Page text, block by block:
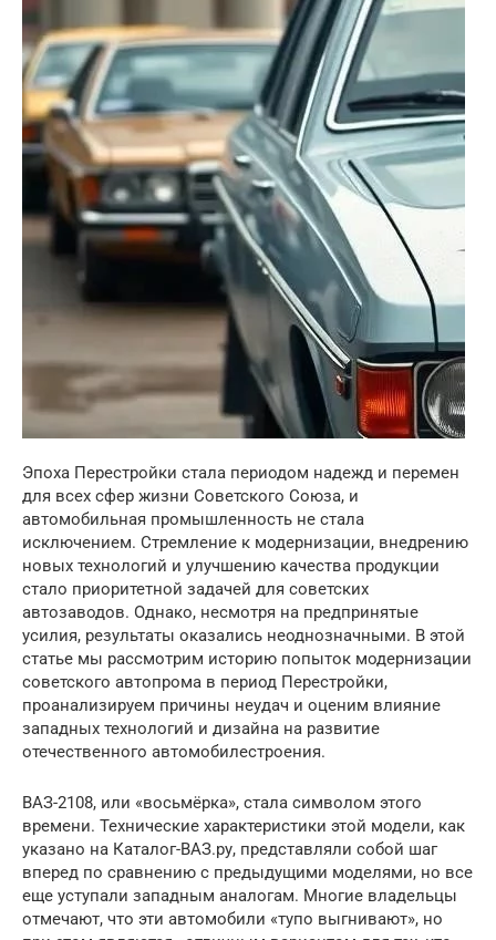
Эпоха Перестройки стала периодом надежд и перемен
для всех сфер жизни Советского Союза, и
автомобильная промышленность не стала
исключением. Стремление к модернизации, внедрению
новых технологий и улучшению качества продукции
стало приоритетной задачей для советских
автозаводов. Однако, несмотря на предпринятые
усилия, результаты оказались неоднозначными. В этой
статье мы рассмотрим историю попыток модернизации
советского автопрома в период Перестройки,
проанализируем причины неудач и оценим влияние
западных технологий и дизайна на развитие
отечественного автомобилестроения.
ВАЗ-2108, или «восьмёрка», стала символом этого
времени. Технические характеристики этой модели, как
указано на Каталог-ВАЗ.ру, представляли собой шаг
вперед по сравнению с предыдущими моделями, но все
еще уступали западным аналогам. Многие владельцы
отмечают, что эти автомобили «тупо выгнивают», но